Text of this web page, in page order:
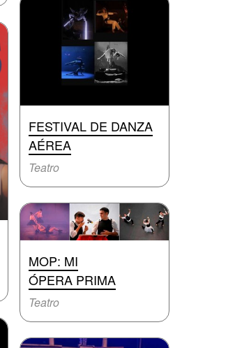
FESTIVAL DE DANZA
AÉREA
Teatro
MOP: MI
ÓPERA PRIMA
Teatro